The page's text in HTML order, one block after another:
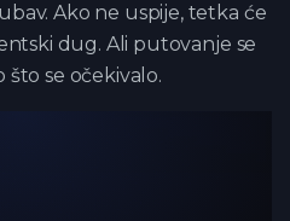
Ako ne uspije, tetka će
dug. Ali putovanje se
što se očekivalo.